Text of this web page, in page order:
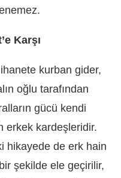
Karşı
kurban gider,
oğlu tarafından
gücü kendi
erkek kardeşleridir.
hikayede de erk hain
şekilde ele geçirilir,